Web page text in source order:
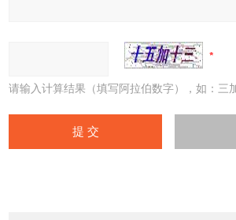
请输入计算结果（填写阿拉伯数字），如：三